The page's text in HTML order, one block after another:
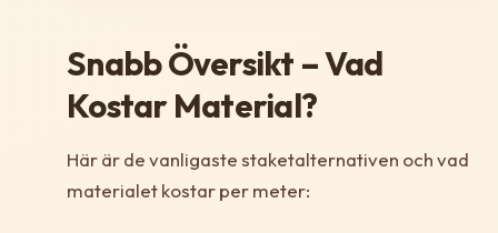
Snabb Översikt – Vad
Kostar Material?
Här är de vanligaste staketalternativen och vad
materialet kostar per meter: